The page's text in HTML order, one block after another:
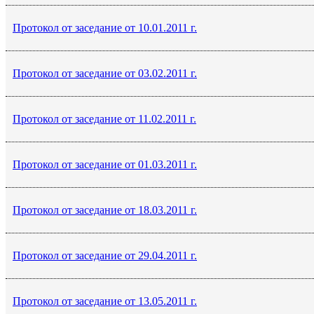
Протокол от заседание от 10.01.2011 г.
Протокол от заседание от 03.02.2011 г.
Протокол от заседание от 11.02.2011 г.
Протокол от заседание от 01.03.2011 г.
Протокол от заседание от 18.03.2011 г.
Протокол от заседание от 29.04.2011 г.
Протокол от заседание от 13.05.2011 г.